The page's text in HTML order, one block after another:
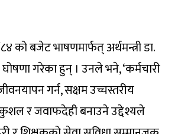
को बजेट भाषणमार्फत् अर्थमन्त्री डा.
गरेका हुन् । उनले भने, ‘कर्मचारी
गर्न, सक्षम उच्चस्तरीय
कुशल र जवाफदेही बनाउने उद्देश्यले